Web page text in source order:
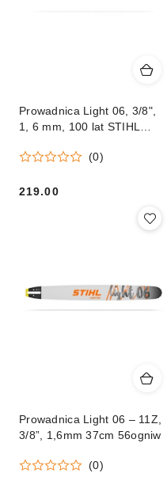
Prowadnica Light 06, 3/8",
1, 6 mm, 100 lat STIHL
3003
(0)
219.00
Prowadnica Light 06 – 11Z,
3/8”, 1,6mm 37cm 56ogniw
(0)